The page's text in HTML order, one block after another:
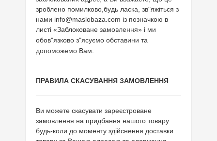
зроблено помилково,будь ласка, зв"яжіться з
нами info@maslobaza.com із позначкою в
листі «Заблоковане замовлення» і ми
обов"язково з"ясуємо обставини та
допоможемо Вам.
ПРАВИЛА СКАСУВАННЯ ЗАМОВЛЕННЯ
Ви можете скасувати зареєстроване
замовлення на придбання нашого товару
будь-коли до моменту здійснення доставки